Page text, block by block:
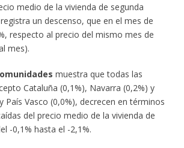
medio de la vivienda de segunda
un descenso, que en el mes de
respecto al precio del mismo mes de
mes).
muestra que todas las
Cataluña (0,1%), Navarra (0,2%) y
País Vasco (0,0%), decrecen en términos
del precio medio de la vivienda de
-0,1% hasta el -2,1%.